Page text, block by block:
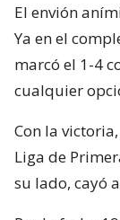
El envión
Ya en el
marcó el 1-4
cualquier
Con la
Liga de
su lado, cayó